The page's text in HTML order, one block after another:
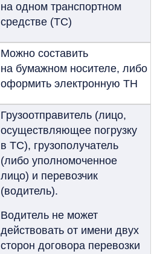
на одном транспортном
средстве (ТС)
Можно составить
на бумажном носителе, либо
оформить электронную ТН
Грузоотправитель (лицо,
осуществляющее погрузку
в ТС), грузополучатель
(либо уполномоченное
лицо) и перевозчик
(водитель).
Водитель не может
действовать от имени двух
сторон договора перевозки